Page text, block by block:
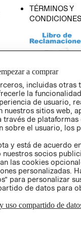
TÉRMINOS Y
CONDICIONES
AVISO DE
PRIVACIDAD
GIFT CARD
AVISO DE
a comprar
incluidas otras
la
de usuario,
sitios web,
de plataformas
sobre el usuario, los
y está de acuerdo
socios
las cookies
personalizadas.
para personalizar
de datos para
uso compartido de